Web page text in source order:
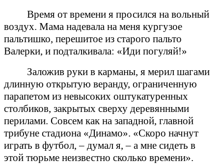
Время от времени я просился на вольный
воздух. Мама надевала на меня кургузое
пальтишко, перешитое из старого пальто
Валерки, и подталкивала: «Иди погуляй!»
Заложив руки в карманы, я мерил шагами
длинную открытую веранду, ограниченную
парапетом из невысоких оштукатуренных
столбиков, закрытых сверху деревянными
перилами. Совсем как на западной, главной
трибуне стадиона «Динамо». «Скоро начнут
играть в футбол, – думал я, – а мне сидеть в
этой тюрьме неизвестно сколько времени».